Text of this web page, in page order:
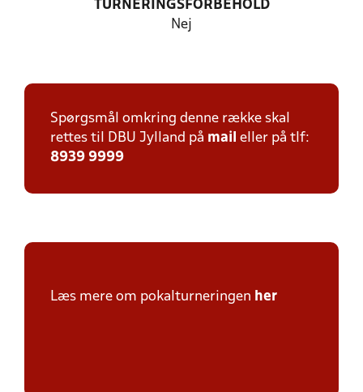
TURNERINGSFORBEHOLD
Nej
Spørgsmål omkring denne række skal
rettes til DBU Jylland på mail eller på tlf:
8939 9999
Læs mere om pokalturneringen her